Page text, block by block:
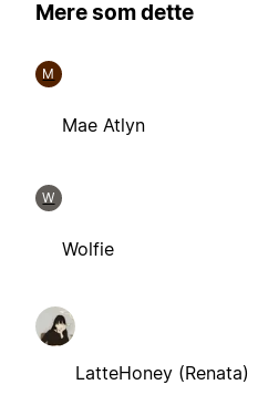
Mere som dette
M
Mae Atlyn
W
Wolfie
LatteHoney (Renata)